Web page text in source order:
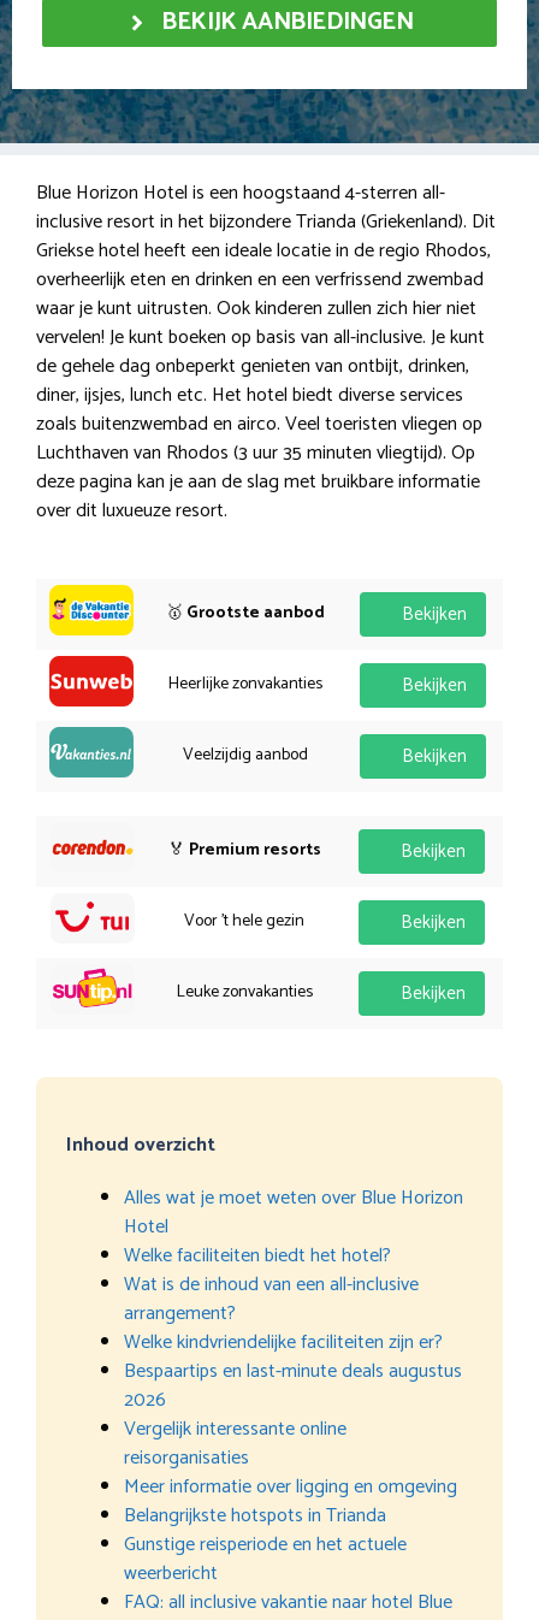
BEKIJK AANBIEDINGEN
Blue Horizon Hotel is een hoogstaand 4-sterren all-
inclusive resort in het bijzondere Trianda (Griekenland). Dit
Griekse hotel heeft een ideale locatie in de regio Rhodos,
overheerlijk eten en drinken en een verfrissend zwembad
waar je kunt uitrusten. Ook kinderen zullen zich hier niet
vervelen! Je kunt boeken op basis van all-inclusive. Je kunt
de gehele dag onbeperkt genieten van ontbijt, drinken,
diner, ijsjes, lunch etc. Het hotel biedt diverse services
zoals buitenzwembad en airco. Veel toeristen vliegen op
Luchthaven van Rhodos (3 uur 35 minuten vliegtijd). Op
deze pagina kan je aan de slag met bruikbare informatie
over dit luxueuze resort.
🥇 Grootste aanbod Bekijken
Heerlijke zonvakanties Bekijken
Veelzijdig aanbod Bekijken
🏅 Premium resorts Bekijken
Voor 't hele gezin Bekijken
Leuke zonvakanties Bekijken
Inhoud overzicht
Alles wat je moet weten over Blue Horizon
Hotel
Welke faciliteiten biedt het hotel?
Wat is de inhoud van een all-inclusive
arrangement?
Welke kindvriendelijke faciliteiten zijn er?
Bespaartips en last-minute deals augustus
2026
Vergelijk interessante online
reisorganisaties
Meer informatie over ligging en omgeving
Belangrijkste hotspots in Trianda
Gunstige reisperiode en het actuele
weerbericht
FAQ: all inclusive vakantie naar hotel Blue